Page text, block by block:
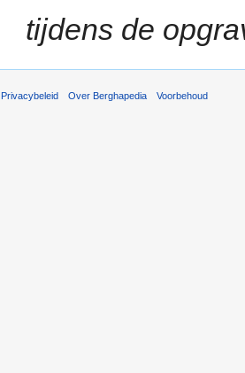
tijdens de
Privacybeleid Over Berghapedia Voorbehoud